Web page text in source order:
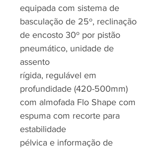
equipada com sistema de
basculação de 25º, reclinação
de encosto 30º por pistão
pneumático, unidade de
assento
rígida, regulável em
profundidade (420-500mm)
com almofada Flo Shape com
espuma com recorte para
estabilidade
pélvica e informação de